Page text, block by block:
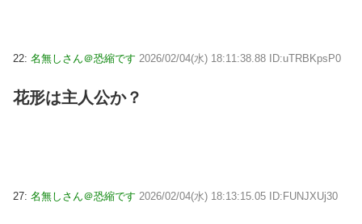
22: 名無しさん＠恐縮です 2026/02/04(水) 18:11:38.88 ID:uTRBKpsP0
花形は主人公か？
27: 名無しさん＠恐縮です 2026/02/04(水) 18:13:15.05 ID:FUNJXUj30